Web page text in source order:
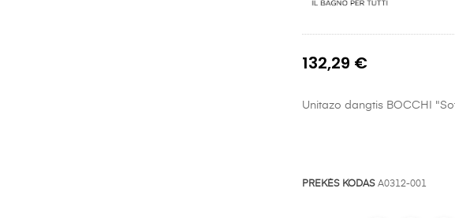
132,29 €
Unitazo dangtis BOCCHI
PREKĖS KODAS A0312-001